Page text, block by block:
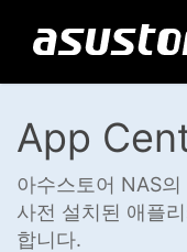
App
아수스토어 NAS
사전 설치된 애플
합니다.